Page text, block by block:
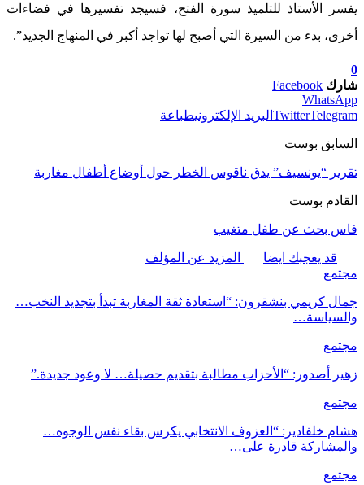
يفسر الأستاذ للتلميذ سورة الفتح، فسيجد تفسيرها في فضاءات
أخرى، بدء من السيرة التي أصبح لها تواجد أكبر في المنهاج الجديد”.
0
شارك Facebook
WhatsApp
TwitterTelegram البريد الإلكترونيطباعة
السابق بوست
تقرير “يونسيف” يدق ناقوس الخطر حول أوضاع أطفال مغاربة
القادم بوست
فاس بحث عن طفل متغيب
قد يعجبك ايضا
المزيد عن المؤلف
مجتمع
جمال كريمي بنشقرون: “استعادة ثقة المغاربة تبدأ بتجديد النخب…
والسياسة…
مجتمع
زهير أصدور: “الأحزاب مطالبة بتقديم حصيلة… لا وعود جديدة.”
مجتمع
هشام خلفادير: “العزوف الانتخابي يكرس بقاء نفس الوجوه…
والمشاركة قادرة على…
مجتمع